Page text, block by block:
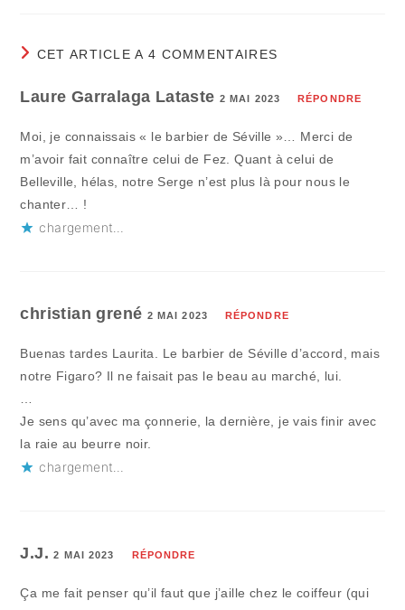
CET ARTICLE A 4 COMMENTAIRES
Laure Garralaga Lataste2 MAI 2023 RÉPONDRE
Moi, je connaissais « le barbier de Séville »… Merci de
m’avoir fait connaître celui de Fez. Quant à celui de
Belleville, hélas, notre Serge n’est plus là pour nous le
chanter… !
chargement…
christian grené 2 MAI 2023 RÉPONDRE
Buenas tardes Laurita. Le barbier de Séville d’accord, mais
notre Figaro? Il ne faisait pas le beau au marché, lui.
…
Je sens qu’avec ma çonnerie, la dernière, je vais finir avec
la raie au beurre noir.
chargement…
J.J.2 MAI 2023 RÉPONDRE
Ça me fait penser qu’il faut que j’aille chez le coiffeur (qui